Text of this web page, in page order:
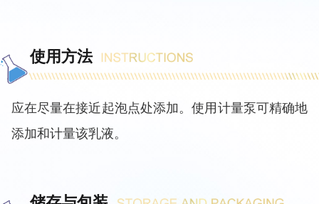
使用方法
应在尽量在接近起泡点处添加。使用计量泵可精确地
添加和计量该乳液。